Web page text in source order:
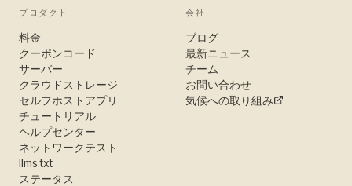
プロダクト
料金
クーポンコード
サーバー
クラウドストレージ
セルフホストアプリ
チュートリアル
ヘルプセンター
ネットワークテスト
llms.txt
ステータス
会社
ブログ
最新ニュース
チーム
お問い合わせ
気候への取り組み